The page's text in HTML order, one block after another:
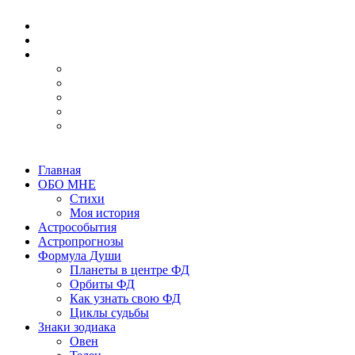
Главная
ОБО МНЕ
Стихи
Моя история
Астрособытия
Астропрогнозы
Формула Души
Планеты в центре ФД
Орбиты ФД
Как узнать свою ФД
Циклы судьбы
Знаки зодиака
Овен